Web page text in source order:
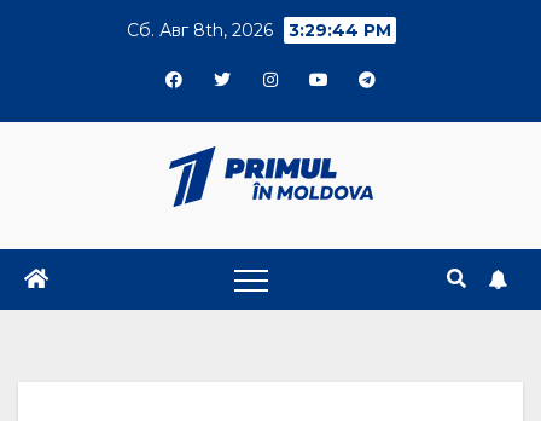
Сб. Авг 8th, 2026 3:29:45 PM